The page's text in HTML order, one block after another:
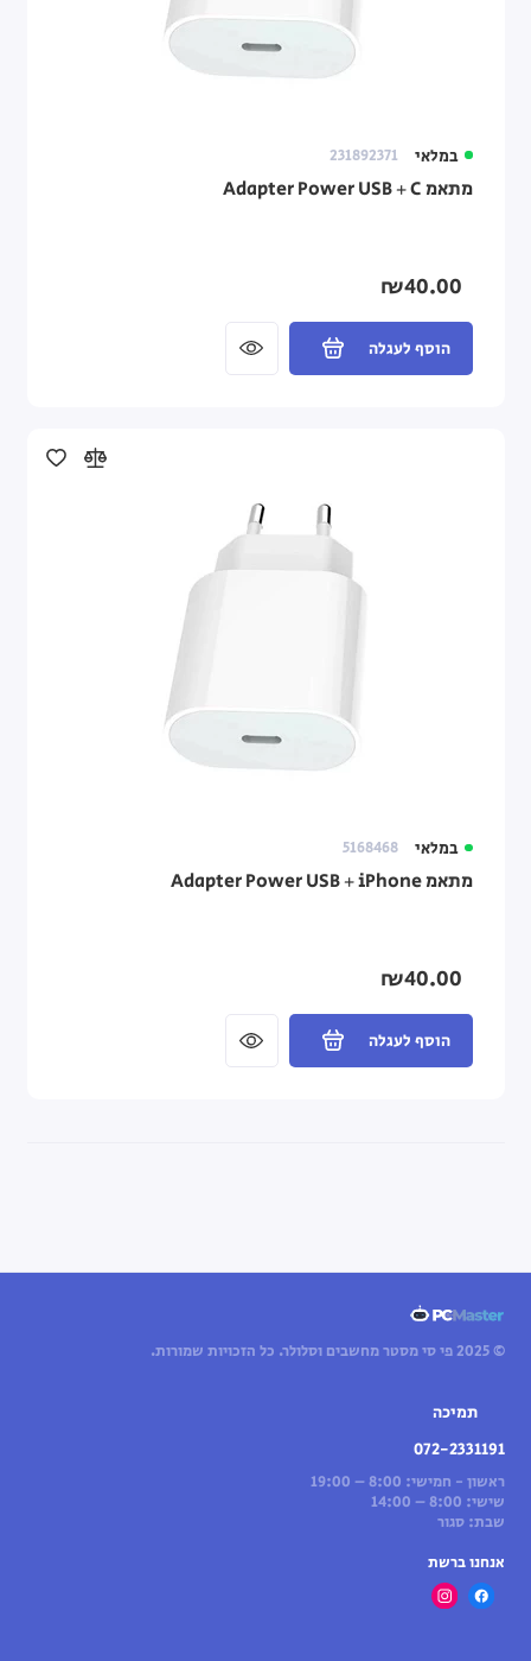
במלאי 231892371
מתאמ Adapter Power USB + C
₪40.00
הוסף לעגלה
במלאי 5168468
מתאמ Adapter Power USB + iPhone
₪40.00
הוסף לעגלה
© 2025 פי סי מסטר מחשבים וסלולר. כל הזכויות שמורות.
תמיכה
072-2331191
ראשון - חמישי: 8:00 – 19:00
שישי: 8:00 – 14:00
שבת: סגור
אנחנו ברשת